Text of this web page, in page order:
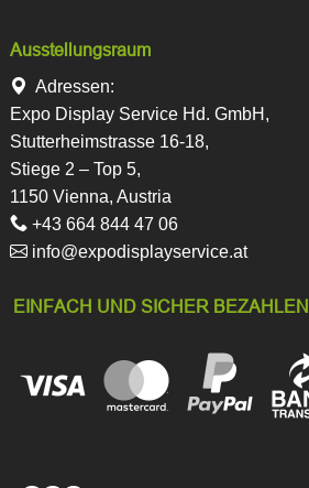
Ausstellungsraum
Adressen:
Expo Display Service Hd. GmbH,
Stutterheimstrasse 16-18,
Stiege 2 – Top 5,
1150 Vienna, Austria
+43 664 844 47 06
info@expodisplayservice.at
EINFACH UND SICHER BEZAHLEN